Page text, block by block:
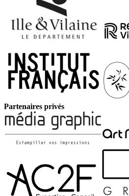
Partenaires privés